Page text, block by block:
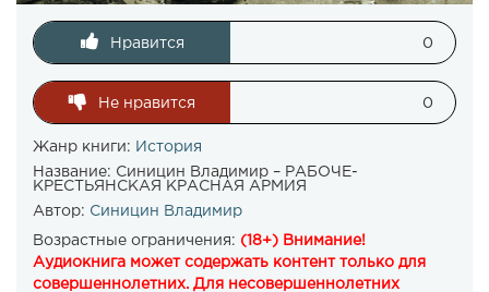
Нравится 0
Не нравится 0
Жанр книги: История
Название: Синицин Владимир – РАБОЧЕ-
КРЕСТЬЯНСКАЯ КРАСНАЯ АРМИЯ
Автор: Синицин Владимир
Возрастные ограничения: (18+) Внимание!
Аудиокнига может содержать контент только для
совершеннолетних. Для несовершеннолетних